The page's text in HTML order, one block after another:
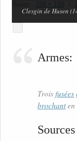
150 × 150
Clesgin de Husen
Armes:
Troisfusées
brochanten